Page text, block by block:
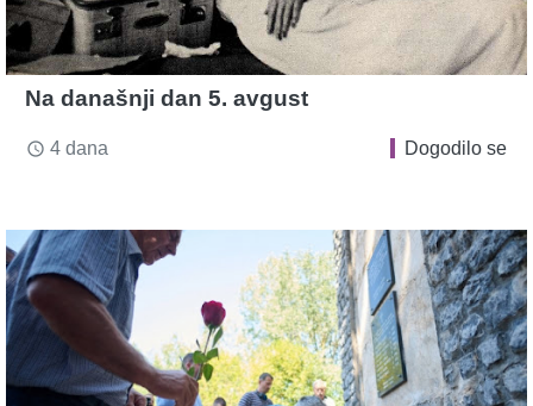
Na današnji dan 5. avgust
access_time 4 dana Dogodilo se